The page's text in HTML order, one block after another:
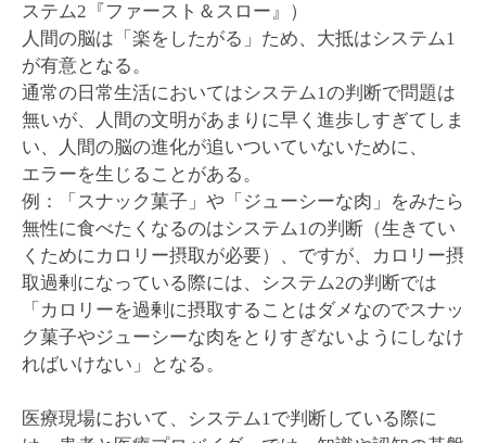
ステム2『ファースト＆スロー』）
人間の脳は「楽をしたがる」ため、大抵はシステム1
が有意となる。
通常の日常生活においてはシステム1の判断で問題は
無いが、人間の文明があまりに早く進歩しすぎてしま
い、人間の脳の進化が追いついていないために、
エラーを生じることがある。
例：「スナック菓子」や「ジューシーな肉」をみたら
無性に食べたくなるのはシステム1の判断（生きてい
くためにカロリー摂取が必要）、ですが、カロリー摂
取過剰になっている際には、システム2の判断では
「カロリーを過剰に摂取することはダメなのでスナッ
ク菓子やジューシーな肉をとりすぎないようにしなけ
ればいけない」となる。
医療現場において、システム1で判断している際に